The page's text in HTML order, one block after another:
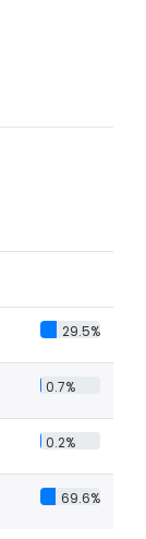
29.5%
0.7%
0.2%
69.6%